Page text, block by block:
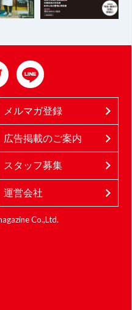
メルマガ登録
広告掲載のご案内
スタッフ募集
運営会社
Co.,Ltd.